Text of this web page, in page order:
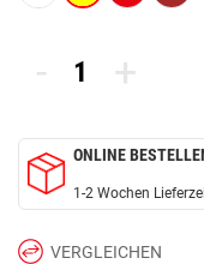
- +
ONLINE
1-2 Wochen
VERGLEICHEN